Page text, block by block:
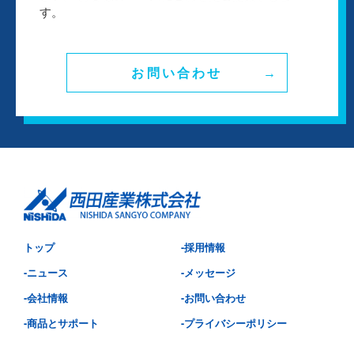
す。
お問い合わせ
トップ
-ニュース
-会社情報
-商品とサポート
-採用情報
-メッセージ
-お問い合わせ
-プライバシーポリシー